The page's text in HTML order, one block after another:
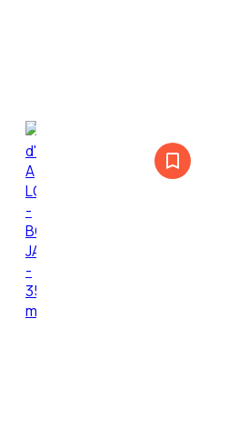
bookmark_border